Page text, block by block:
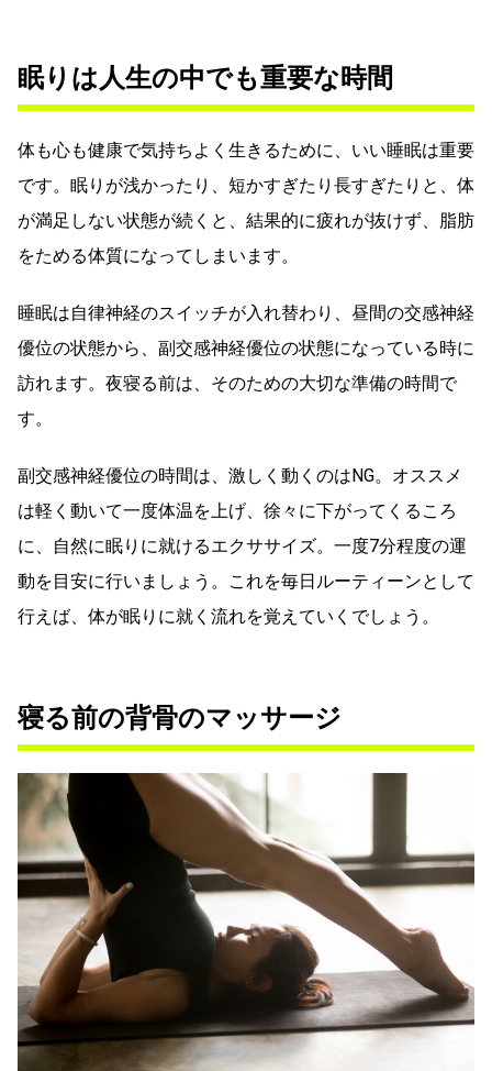
眠りは人生の中でも重要な時間
体も心も健康で気持ちよく生きるために、いい睡眠は重要
です。眠りが浅かったり、短かすぎたり長すぎたりと、体
が満足しない状態が続くと、結果的に疲れが抜けず、脂肪
をためる体質になってしまいます。
睡眠は自律神経のスイッチが入れ替わり、昼間の交感神経
優位の状態から、副交感神経優位の状態になっている時に
訪れます。夜寝る前は、そのための大切な準備の時間で
す。
副交感神経優位の時間は、激しく動くのはNG。オススメ
は軽く動いて一度体温を上げ、徐々に下がってくるころ
に、自然に眠りに就けるエクササイズ。一度7分程度の運
動を目安に行いましょう。これを毎日ルーティーンとして
行えば、体が眠りに就く流れを覚えていくでしょう。
寝る前の背骨のマッサージ